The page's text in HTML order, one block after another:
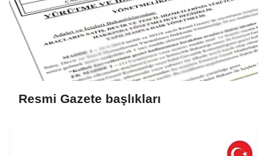
Resmi Gazete başlıkları